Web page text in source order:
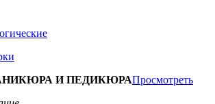
И ПЕДИКЮРАПросмотреть